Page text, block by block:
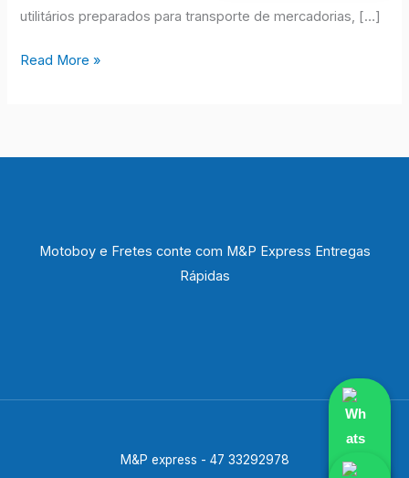
utilitários preparados para transporte de mercadorias, […]
Read More »
Motoboy e Fretes conte com M&P Express Entregas
Rápidas
M&P express - 47 33292978